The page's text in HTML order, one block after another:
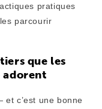
pratiques
parcourir
que les
adorent
c’est une bonne